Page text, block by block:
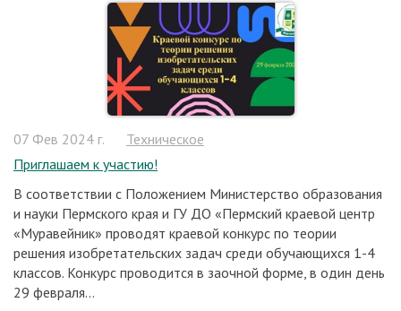
07 Фев 2024 г.
Техническое
Приглашаем к участию!
В соответствии c Положением Министерство образования
и науки Пермского края и ГУ ДО «Пермский краевой центр
«Муравейник» проводят краевой конкурс по теории
решения изобретательских задач среди обучающихся 1-4
классов. Конкурс проводится в заочной форме, в один день
29 февраля...